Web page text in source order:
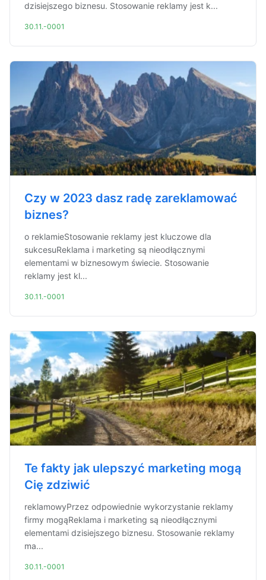
dzisiejszego biznesu. Stosowanie reklamy jest k...
30.11.-0001
Czy w 2023 dasz radę zareklamować
biznes?
o reklamieStosowanie reklamy jest kluczowe dla
sukcesuReklama i marketing są nieodłącznymi
elementami w biznesowym świecie. Stosowanie
reklamy jest kl...
30.11.-0001
Te fakty jak ulepszyć marketing mogą
Cię zdziwić
reklamowyPrzez odpowiednie wykorzystanie reklamy
firmy mogąReklama i marketing są nieodłącznymi
elementami dzisiejszego biznesu. Stosowanie reklamy
ma...
30.11.-0001